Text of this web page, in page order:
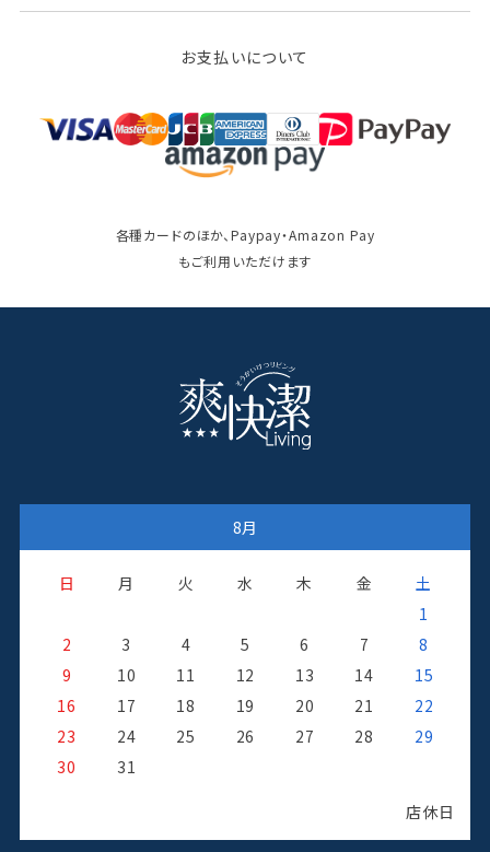
お支払いについて
各種カードのほか、Paypay・Amazon Pay
もご利用いただけます
8月
日 月 火 水 木 金
土
1
2
3 4 5 6 7
8
9
10 11 12 13 14
15
16
17 18 19 20 21
22
23
24 25 26 27 28
29
30
31
店休日